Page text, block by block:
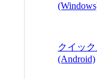
クイッ
(Android)